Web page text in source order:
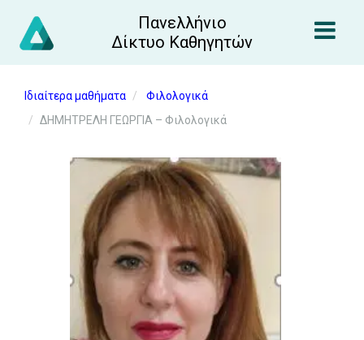
Πανελλήνιο
Δίκτυο Καθηγητών
Ιδιαίτερα μαθήματα
Φιλολογικά
ΔΗΜΗΤΡΕΛΗ ΓΕΩΡΓΙΑ – Φιλολογικά